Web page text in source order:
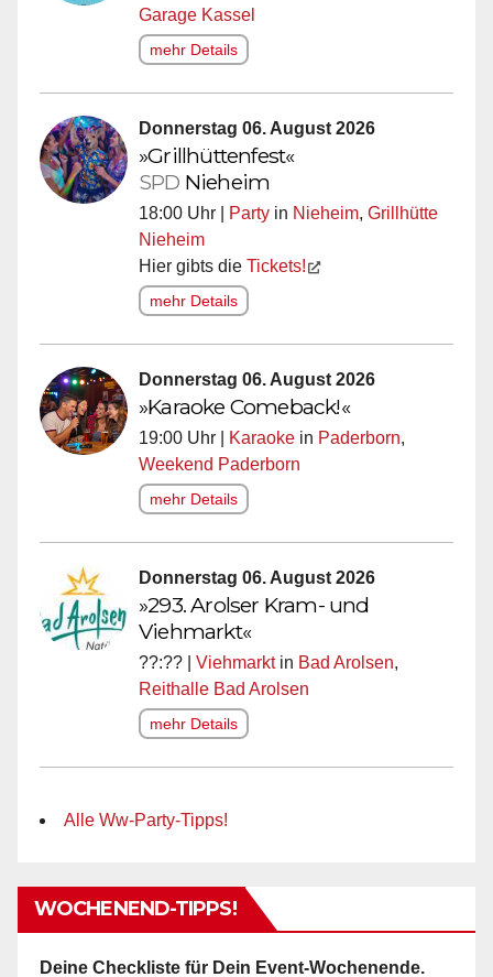
Garage Kassel
mehr Details
Donnerstag 06. August 2026
»Grillhüttenfest«
SPD Nieheim
18:00 Uhr | Party in Nieheim, Grillhütte
Nieheim
Hier gibts die Tickets!
mehr Details
Donnerstag 06. August 2026
»Karaoke Comeback!«
19:00 Uhr | Karaoke in Paderborn,
Weekend Paderborn
mehr Details
Donnerstag 06. August 2026
»293. Arolser Kram- und
Viehmarkt«
??:?? | Viehmarktin Bad Arolsen,
Reithalle Bad Arolsen
mehr Details
Alle Ww-Party-Tipps!
WOCHENEND-TIPPS!
Deine Checkliste für Dein Event-Wochenende.